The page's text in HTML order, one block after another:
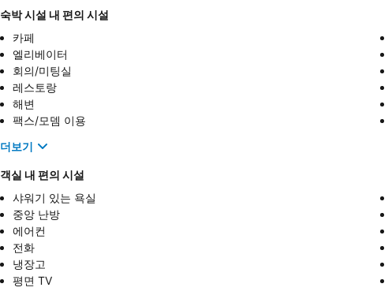
숙박 시설 내 편의 시설
카페
엘리베이터
회의/미팅실
레스토랑
해변
팩스/모뎀 이용
더보기
객실 내 편의 시설
샤워기 있는 욕실
중앙 난방
에어컨
전화
냉장고
평면 TV